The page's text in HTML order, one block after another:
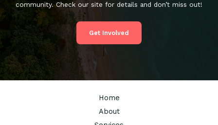
community. Check our site for details and don’t miss out!
Get Involved
Home
About